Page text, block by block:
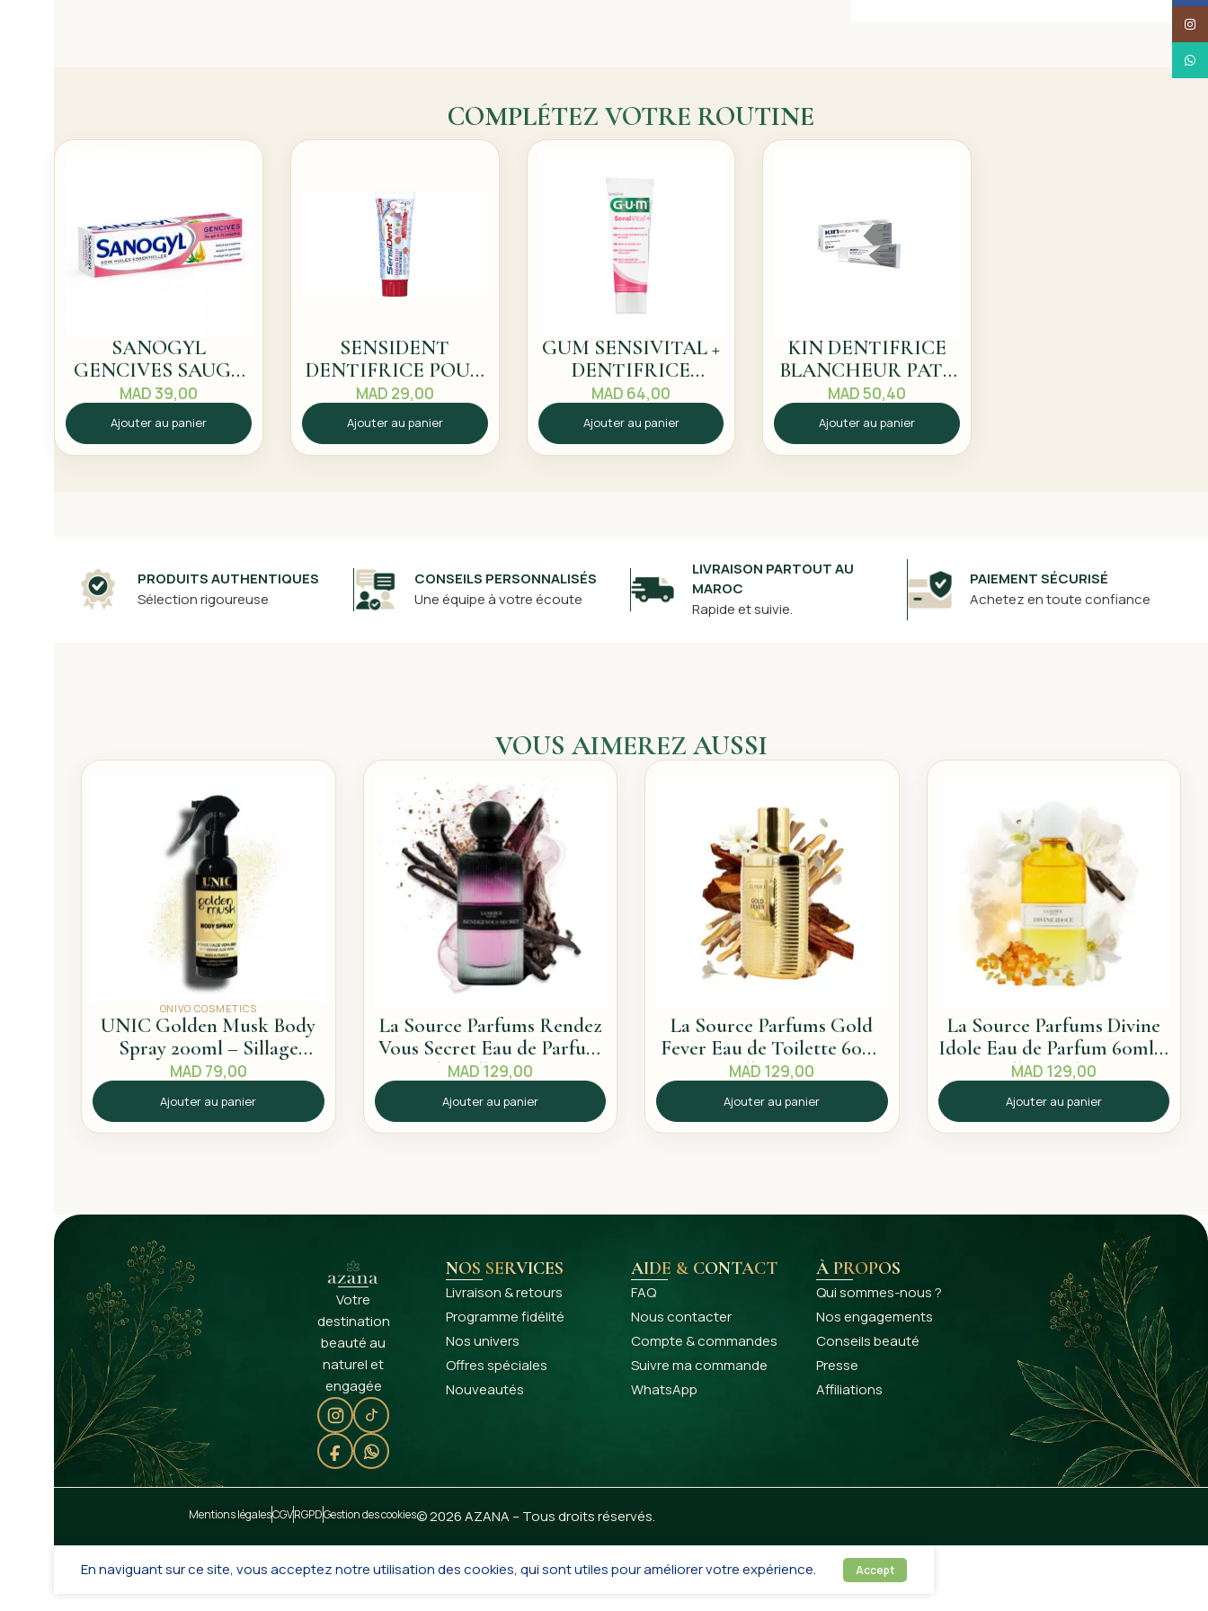
COMPLÉTEZ VOTRE ROUTINE
SANOGYL
GENCIVES SAUGE
& EUCALYPTUS
75ML
MAD39,00
Ajouter au panier
SENSIDENT
DENTIFRICE POUR
ENFANTS
SENSIDENT 75ml
MAD 29,00
Ajouter au panier
GUM SENSIVITAL +
DENTIFRICE
CONTRE LA
SENSIBILITÉ
DENTAIRE TUBE DE
75 ML
MAD 64,00
Ajouter au panier
KIN DENTIFRICE
BLANCHEUR PATE
75ML
MAD50,40
Ajouter au panier
PRODUITS AUTHENTIQUES
Sélection rigoureuse
CONSEILS PERSONNALISÉS
Une équipe à votre écoute
LIVRAISON PARTOUT AU
MAROC
Rapide et suivie.
PAIEMENT SÉCURISÉ
Achetez en toute confiance
VOUS AIMEREZ AUSSI
ONIVO COSMETICS
UNIC Golden Musk Body
Spray 200ml – Sillage
propre
MAD 79,00
Ajouter au panier
La Source Parfums Rendez
Vous Secret Eau de Parfum
60ml – Sillage intense
MAD 129,00
Ajouter au panier
La Source Parfums Gold
Fever Eau de Toilette 60ml
– Sillage epice
MAD 129,00
Ajouter au panier
La Source Parfums Divine
Idole Eau de Parfum 60ml –
Sillage solaire
MAD 129,00
Ajouter au panier
Votre
destination
beauté au
naturel et
engagée
NOS SERVICES
Livraison & retours
Programme fidélité
Nos univers
Offres spéciales
Nouveautés
AIDE & CONTACT
FAQ
Nous contacter
Compte & commandes
Suivre ma commande
WhatsApp
À PROPOS
Qui sommes-nous ?
Nos engagements
Conseils beauté
Presse
Affiliations
Mentions légalesCGVRGPDGestion des cookies© 2026 AZANA – Tous droits réservés.
En naviguant sur ce site, vous acceptez notre utilisation des cookies, qui sont utiles pour améliorer votre expérience. Accept